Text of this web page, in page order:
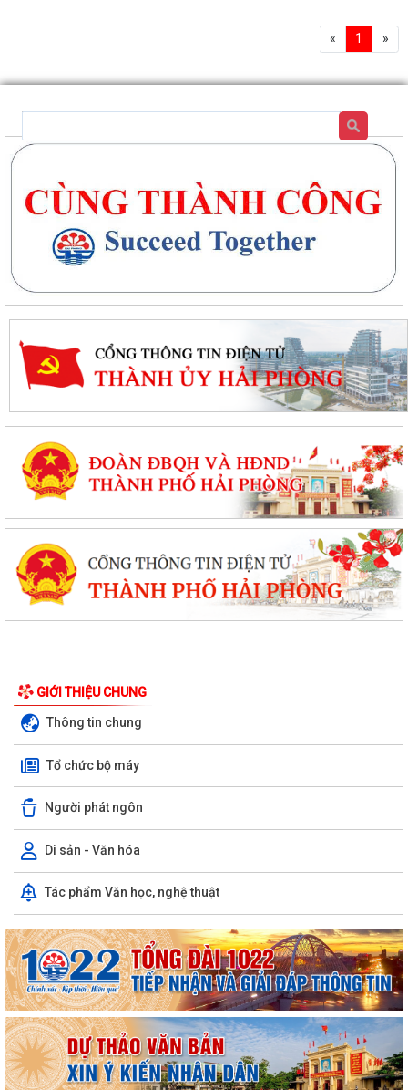
« 1 »
GIỚI THIỆU CHUNG
Thông tin chung
Tổ chức bộ máy
Người phát ngôn
Di sản - Văn hóa
Tác phẩm Văn học, nghệ thuật